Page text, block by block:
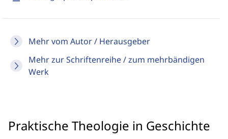
Mehr vom Autor / Herausgeber
Mehr zur Schriftenreihe / zum mehrbändigen
Werk
Praktische Theologie in Geschichte